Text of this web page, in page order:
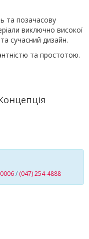
та позачасову
виключно високої
сучасний дизайн.
та простотою.
/ (047) 254-4888